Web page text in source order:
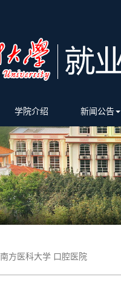
学院介绍 新闻公告
南方医科大学 口腔医院